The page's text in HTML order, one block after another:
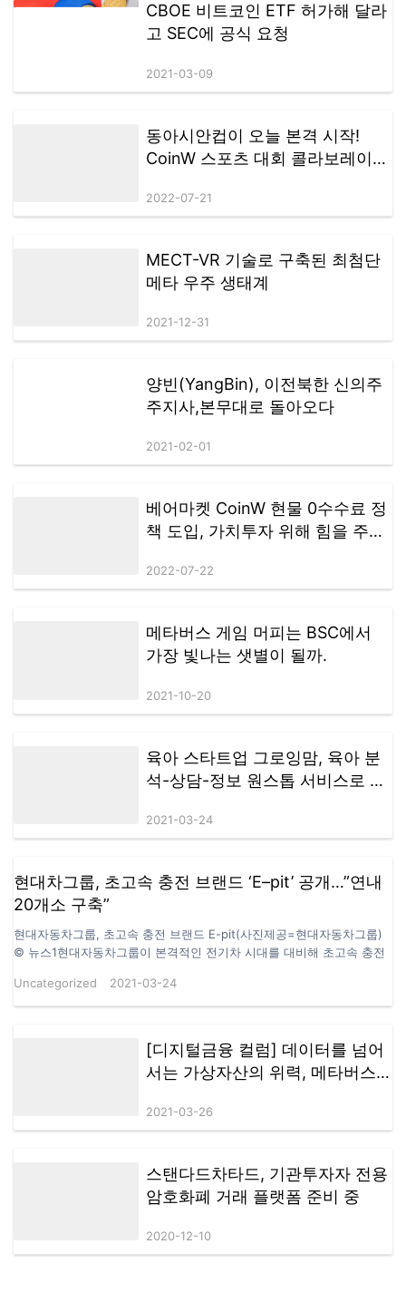
CBOE 비트코인 ETF 허가해 달라
고 SEC에 공식 요청
2021-03-09
동아시안컵이 오늘 본격 시작!
CoinW 스포츠 대회 콜라보레이션
2022-07-21
MECT-VR 기술로 구축된 최첨단
메타 우주 생태계
2021-12-31
양빈(YangBin), 이전북한 신의주
주지사,본무대로 돌아오다
2021-02-01
베어마켓 CoinW 현물 0수수료 정
책 도입, 가치투자 위해 힘을 주었
2022-07-22
메타버스 게임 머피는 BSC에서
가장 빛나는 샛별이 될까.
2021-10-20
육아 스타트업 그로잉맘, 육아 분
석-상담-정보 원스톱 서비스로 새
2021-03-24
현대차그룹, 초고속 충전 브랜드 ‘E–pit’ 공개…”연내
20개소 구축”
현대자동차그룹, 초고속 충전 브랜드 E-pit(사진제공=현대자동차그룹)
© 뉴스1현대자동차그룹이 본격적인 전기차 시대를 대비해 초고속 충전
일 초고속 충전인프라 20개소 120기 구축을 시작으로 충전 생태계 플랫
폼 육성계획 등 미래 충전 비전을 제시하는 신규 브랜드 ‘E-pit'(이-피트)
stop)에서 영감받았다. 전기차를 위한 피트 스톱을 지향하고, 충전과 연
관된 모든 서비스를 쉽고 빠르게 제공한다. 앞으로 고객의 일상과 시간을
의미 있게 만드는 충전 플랫폼으로 진화한다는 계획이다. E-pit 충전소는
이다. 도심 내 주요 거점에도 충전소 8개소(48기)를 순차적으로…
Uncategorized 2021-03-24
[디지털금융 컬럼] 데이터를 넘어
서는 가상자산의 위력, 메타버스
2021-03-26
스탠다드차타드, 기관투자자 전용
암호화폐 거래 플랫폼 준비 중
2020-12-10